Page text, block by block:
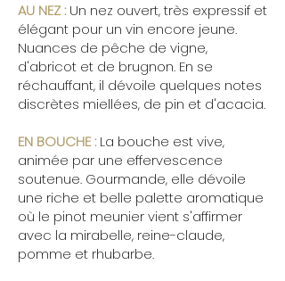
AU NEZ : Un nez ouvert, très expressif et
élégant pour un vin encore jeune.
Nuances de pêche de vigne,
d'abricot et de brugnon. En se
réchauffant, il dévoile quelques notes
discrètes miellées, de pin et d'acacia.
EN BOUCHE : La bouche est vive,
animée par une effervescence
soutenue. Gourmande, elle dévoile
une riche et belle palette aromatique
où le pinot meunier vient s'affirmer
avec la mirabelle, reine-claude,
pomme et rhubarbe.